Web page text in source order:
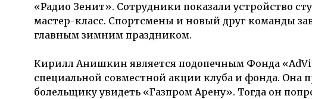
«Радио Зенит». Сотрудники показали устройство
мастер-класс. Спортсмены и новый друг команды
главным зимним праздником.
Кирилл Анишкин является подопечным Фонда
специальной совместной акции клуба и фонда. Она
болельщику увидеть «Газпром Арену». Тогда он